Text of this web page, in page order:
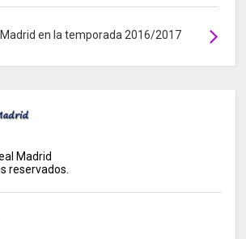
Madrid en la temporada 2016/2017
Madrid
reservados.